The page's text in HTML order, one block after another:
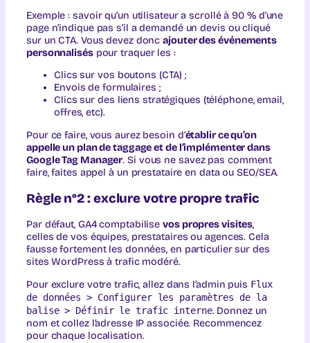
Exemple : savoir qu’un utilisateur a scrollé à 90 % d’une
page n’indique pas s’il a demandé un devis ou cliqué
sur un CTA. Vous devez doncajouter des événements
personnaliséspour traquer les :
Clics sur vos boutons (CTA) ;
Envois de formulaires ;
Clics sur des liens stratégiques (téléphone, email,
offres, etc).
Pour ce faire, vous aurez besoin d’établir ce qu’on
appelle un plan de taggage et de l’implémenter dans
Google Tag Manager. Si vous ne savez pas comment
faire, faites appel à un prestataire en data ou SEO/SEA.
Règle n°2 : exclure votre propre trafic
Par défaut, GA4 comptabilisevos propres visites,
celles de vos équipes, prestataires ou agences. Cela
fausse fortement les données, en particulier sur des
sites WordPress à trafic modéré.
Pour exclure votre trafic, allez dans l’admin puis Flux
de données > Configurer les paramètres de la
balise > Définir le trafic interne. Donnez un
nom et collez l’adresse IP associée. Recommencez
pour chaque localisation.